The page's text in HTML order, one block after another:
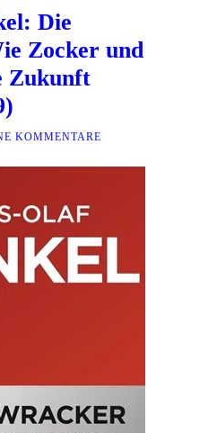
Die
Zocker und
Zukunft
KOMMENTARE